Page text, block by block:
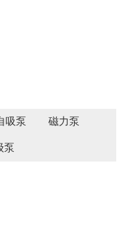
吸泵 磁力泵
泵